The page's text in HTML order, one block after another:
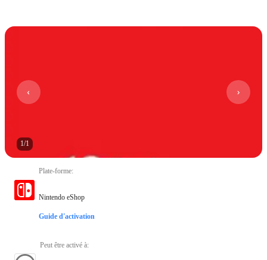
1/1
Plate-forme:
Nintendo eShop
Guide d'activation
Peut être activé à: